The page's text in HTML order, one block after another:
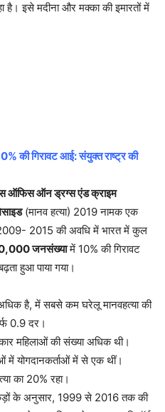
है। इसे मदीना और मक्का की इमारतों में
की गिरावट आई: संयुक्त राष्ट्र की
ऑफिस ऑन ड्रग्स एंड क्राइम
(मानव हत्या) 2019 नामक एक
2009- 2015 की अवधि में भारत में कुल
जनसंख्यामें 10% की गिरावट
हुआ पाया गया।
है, में सबसे कम घरेलू मानवहत्या की
0.9 दर।
महिलाओं की संख्या अधिक थी।
में योगदानकर्ताओं में से एक थीं।
का 20% रहा।
के अनुसार, 1999 से 2016 तक की